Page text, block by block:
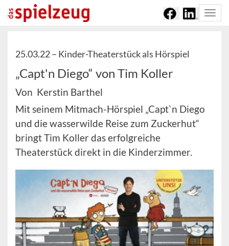
25.03.22 – Kinder-Theaterstück als Hörspiel
„Capt'n Diego“ von Tim Koller
Von Kerstin Barthel
Mit seinem Mitmach-Hörspiel „Capt`n Diego
und die wasserwilde Reise zum Zuckerhut“
bringt Tim Koller das erfolgreiche
Theaterstück direkt in die Kinderzimmer.